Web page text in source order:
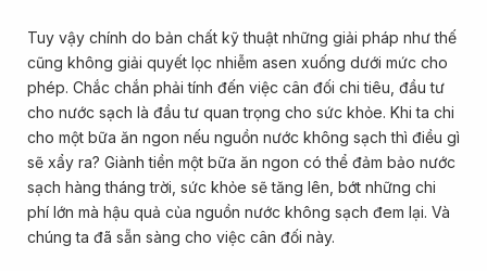
Tuy vậy chính do bản chất kỹ thuật những giải pháp như thế
cũng không giải quyết lọc nhiễm asen xuống dưới mức cho
phép. Chắc chắn phải tính đến việc cân đối chi tiêu, đầu tư
cho nước sạch là đầu tư quan trọng cho sức khỏe. Khi ta chi
cho một bữa ăn ngon nếu nguồn nước không sạch thì điều gì
sẽ xẩy ra? Giành tiền một bữa ăn ngon có thể đảm bảo nước
sạch hàng tháng trời, sức khỏe sẽ tăng lên, bớt những chi
phí lớn mà hậu quả của nguồn nước không sạch đem lại. Và
chúng ta đã sẵn sàng cho việc cân đối này.